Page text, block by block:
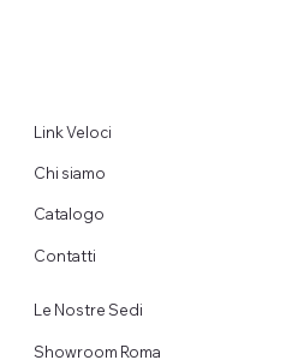
Link Veloci
Chi siamo
Catalogo
Contatti
Le Nostre Sedi
Showroom Roma